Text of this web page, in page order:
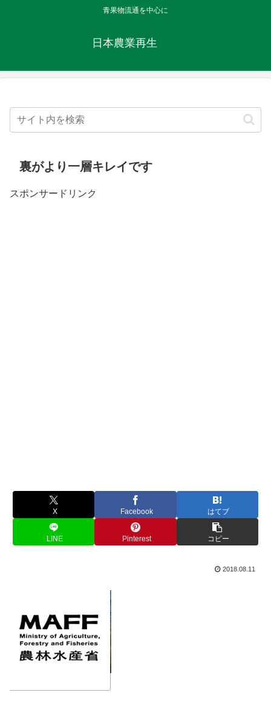
青果物流通を中心に
日本農業再生
裏がより一層キレイです
スポンサードリンク
X Facebook はてブ
LINE Pinterest コピー
2018.08.11